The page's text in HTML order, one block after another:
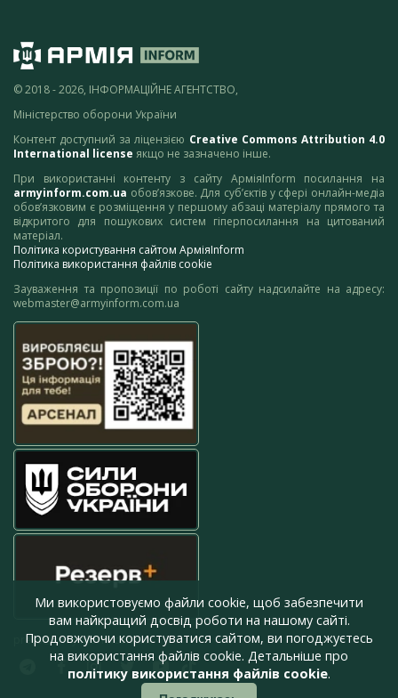
© 2018 - 2026, ІНФОРМАЦІЙНЕ АГЕНТСТВО,
Міністерство оборони України
Контент доступний за ліцензією Creative Commons Attribution 4.0
International license якщо не зазначено інше.
При використанні контенту з сайту АрміяInform посилання на
armyinform.com.ua обов’язкове. Для суб’єктів у сфері онлайн-медіа
обов’язковим є розміщення у першому абзаці матеріалу прямого та
відкритого для пошукових систем гіперпосилання на цитований
матеріал.
Політика користування сайтом АрміяInform
Політика використання файлів cookie
Зауваження та пропозиції по роботі сайту надсилайте на адресу:
webmaster@armyinform.com.ua
press@armyinform.com.ua
Ми використовуємо файли cookie, щоб забезпечити
вам найкращий досвід роботи на нашому сайті.
Продовжуючи користуватися сайтом, ви погоджуєтесь
на використання файлів cookie. Детальніше про
політику використання файлів cookie.